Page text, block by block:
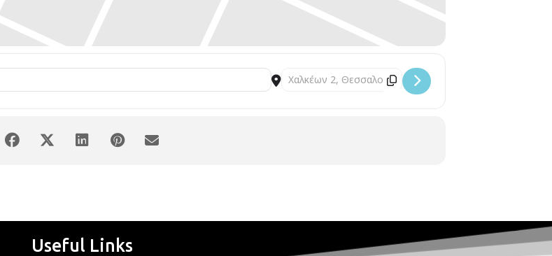
Useful Links